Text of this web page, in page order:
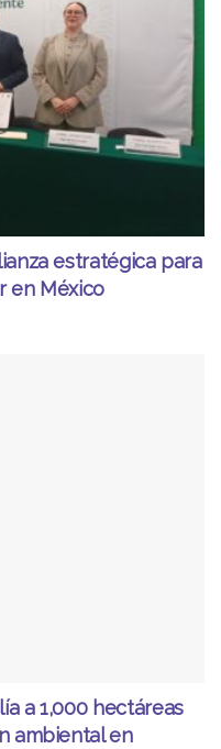
estratégica para
en México
a 1,000 hectáreas
ambiental en